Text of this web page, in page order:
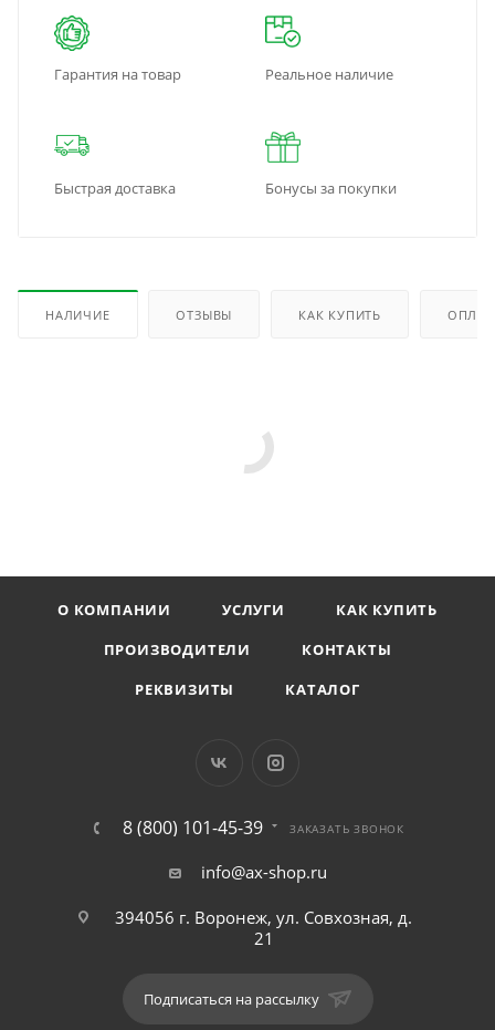
Гарантия на товар Реальное наличие
Быстрая доставка Бонусы за покупки
НАЛИЧИЕ ОТЗЫВЫ КАК КУПИТЬ
О КОМПАНИИ УСЛУГИ
КАК КУПИТЬ
ПРОИЗВОДИТЕЛИ
КОНТАКТЫ
РЕКВИЗИТЫ
КАТАЛОГ
8 (800) 101-45-39 ЗАКАЗАТЬ ЗВОНОК
info@ax-shop.ru
394056 г. Воронеж, ул. Совхозная, д.
21
Подписаться на рассылку